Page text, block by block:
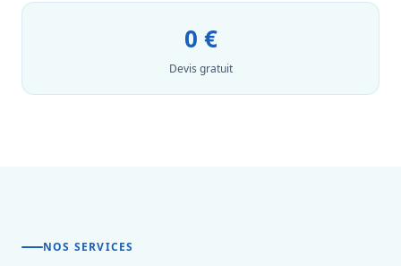
0 €
Devis gratuit
NOS SERVICES